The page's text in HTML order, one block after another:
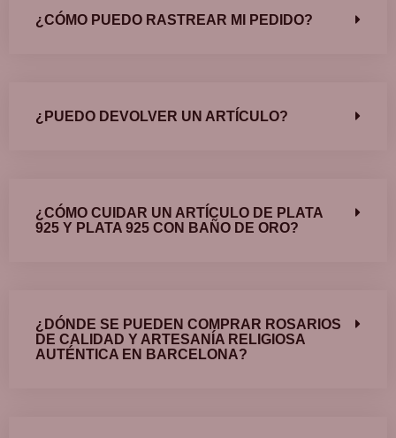
¿CÓMO PUEDO RASTREAR MI PEDIDO?
¿PUEDO DEVOLVER UN ARTÍCULO?
¿CÓMO CUIDAR UN ARTÍCULO DE PLATA
925 Y PLATA 925 CON BAÑO DE ORO?
¿DÓNDE SE PUEDEN COMPRAR ROSARIOS
DE CALIDAD Y ARTESANÍA RELIGIOSA
AUTÉNTICA EN BARCELONA?